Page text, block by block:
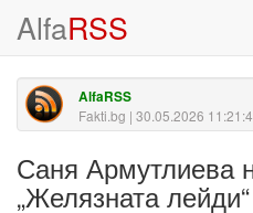
AlfaRSS
AlfaRSS
Fakti.bg | 30.05.2026
Саня Армутлиева
„Желязната